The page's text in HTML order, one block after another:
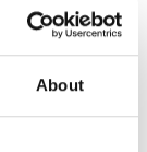
About